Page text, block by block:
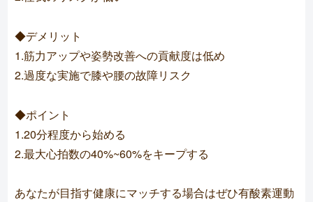
◆デメリット
1.筋力アップや姿勢改善への貢献度は低め
2.過度な実施で膝や腰の故障リスク
◆ポイント
1.20分程度から始める
2.最大心拍数の40%~60%をキープする
あなたが目指す健康にマッチする場合はぜひ有酸素運動